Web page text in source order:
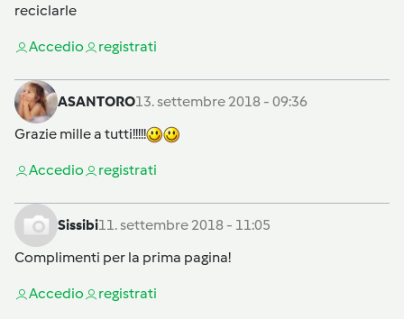
reciclarle
Accedio registrati
ASANTORO13. settembre 2018 - 09:36
Grazie mille a tutti!!!!!
Accedio registrati
Sissibi11. settembre 2018 - 11:05
Complimenti per la prima pagina!
Accedio registrati